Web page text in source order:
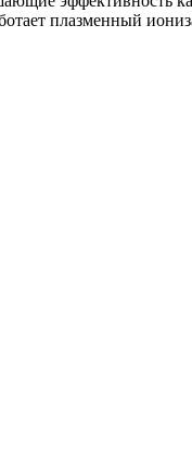
плазменный